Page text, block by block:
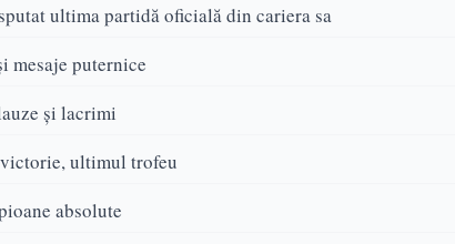
ultima partidă oficială din cariera sa
mesaje puternice
și lacrimi
ultimul trofeu
absolute